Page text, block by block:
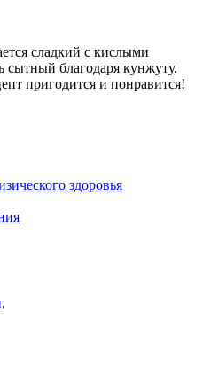
сладкий с кислыми
сытный благодаря кунжуту.
пригодится и понравится!
здоровья
,